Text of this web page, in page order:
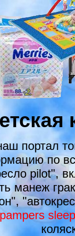
портал
по
pilot",
манеж